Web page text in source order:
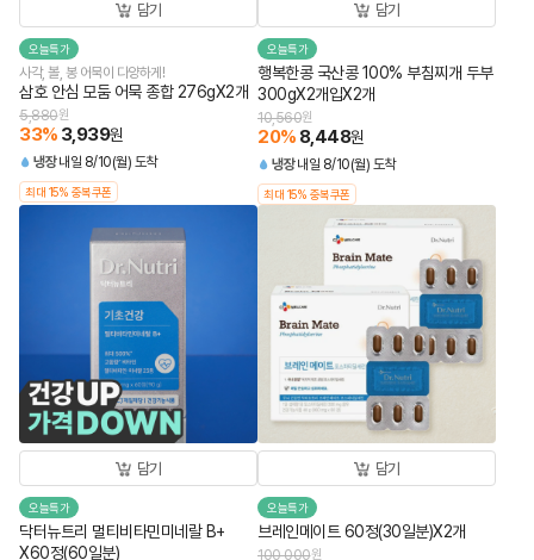
담기
오늘특가
사각, 볼, 봉 어묵이 다양하게!
삼호 안심 모둠 어묵 종합 276gX2개
5,880원
33% 3,939원
냉장 내일 8/10(월) 도착
최대 15% 중복쿠폰
담기
오늘특가
행복한콩 국산콩 100% 부침찌개 두부
300gX2개입X2개
10,560원
20% 8,448원
냉장 내일 8/10(월) 도착
최대 15% 중복쿠폰
담기
오늘특가
닥터뉴트리 멀티비타민미네랄 B+
X60정(60일분)
담기
오늘특가
브레인메이트 60정(30일분)X2개
100,000원